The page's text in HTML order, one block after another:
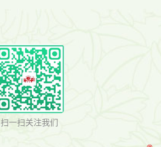
扫一扫关注我们